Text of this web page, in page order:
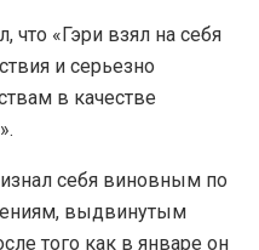
что «Гэри взял на себя
и серьезно
в качестве
себя виновным по
выдвинутым
того как в январе он